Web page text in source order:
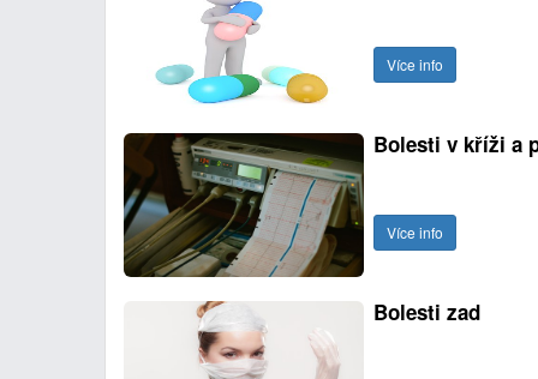
Více info
Bolesti v kříži a
Více info
Bolesti zad